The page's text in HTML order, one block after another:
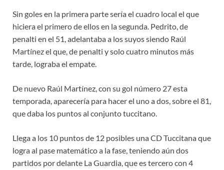
Sin goles en la primera parte sería el cuadro local el que
hiciera el primero de ellos en la segunda. Pedrito, de
penalti en el 51, adelantaba a los suyos siendo Raúl
Martínez el que, de penalti y solo cuatro minutos más
tarde, lograba el empate.
De nuevo Raúl Martínez, con su gol número 27 esta
temporada, aparecería para hacer el uno a dos, sobre el 81,
que daba los puntos al conjunto tuccitano.
Llega a los 10 puntos de 12 posibles una CD Tuccitana que
logra al pase matemático a la fase, teniendo aún dos
partidos por delante La Guardia, que es tercero con 4